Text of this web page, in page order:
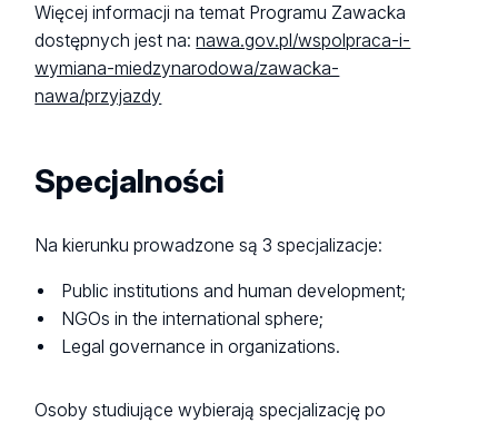
Więcej informacji na temat Programu Zawacka
dostępnych jest na:nawa.gov.pl/wspolpraca-i-
wymiana-miedzynarodowa/zawacka-
nawa/przyjazdy
Specjalności
Na kierunku prowadzone są 3 specjalizacje:
Public institutions and human development;
NGOs in the international sphere;
Legal governance in organizations.
Osoby studiujące wybierają specjalizację po